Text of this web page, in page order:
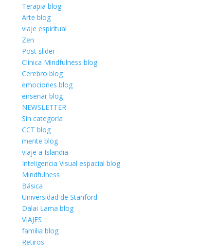
Terapia blog
Arte blog
viaje espiritual
Zen
Post slider
Clínica Mindfulness blog
Cerebro blog
emociones blog
enseñar blog
NEWSLETTER
Sin categoría
CCT blog
mente blog
viaje a Islandia
Inteligencia Visual espacial blog
Mindfulness
Básica
Universidad de Stanford
Dalai Lama blog
VIAJES
familia blog
Retiros